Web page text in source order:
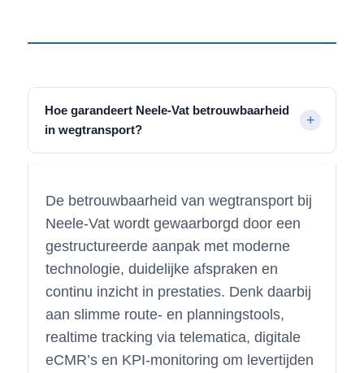
Hoe garandeert Neele-Vat betrouwbaarheid
in wegtransport?
De betrouwbaarheid van wegtransport bij
Neele-Vat wordt gewaarborgd door een
gestructureerde aanpak met moderne
technologie, duidelijke afspraken en
continu inzicht in prestaties. Denk daarbij
aan slimme route- en planningstools,
realtime tracking via telematica, digitale
eCMR’s en KPI-monitoring om levertijden